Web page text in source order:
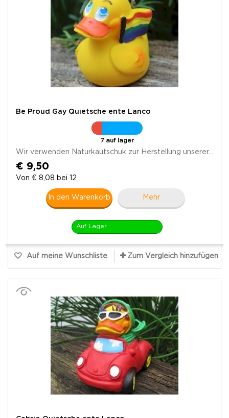
Be Proud Gay Quietsche ente Lanco
7 auf lager
Wir verwenden Naturkautschuk zur Herstellung unserer...
€ 9,50
Von € 8,08 bei 12
In den Warenkorb Mehr
Auf Lager
Auf meine Wunschliste Zum Vergleich hinzufügen